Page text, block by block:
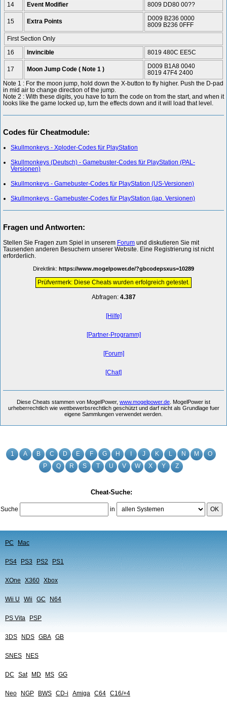
1 A B C D E F G H J K L N M
O
P
Q R S T U V W X Y Z
Cheat-Suche:
Suche in OK
PC Mac
PS4 PS3 PS2 PS1
XOne X360 Xbox
Wii U Wii GC N64
PS Vita PSP
3DS NDS GBA GB
SNES NES
DC Sat MD MS GG
Neo NGP BWS CD-i Amiga C64 C16/+4
14
Event Modifier 8009 DD80 00??
15 Extra Points
D009 B236 0000
8009 B236 0FFF
First Section Only
16
Invincible 8019 480C EE5C
17 Moon Jump Code ( Note 1 )
D009 B1A8 0040
8019 47F4 2400
Note 1 : For the moon jump, hold down the X-button to fly higher. Push the D-pad
in mid air to change direction of the jump.
Note 2 : With these digits, you have to turn the code on from the start, and when it
looks like the game locked up, turn the effects down and it will load that level.
Codes für Cheatmodule:
Skullmonkeys - Xploder-Codes für PlayStation
Skullmonkeys (Deutsch) - Gamebuster-Codes für PlayStation (PAL-
Versionen)
Skullmonkeys - Gamebuster-Codes für PlayStation (US-Versionen)
Skullmonkeys - Gamebuster-Codes für PlayStation (jap. Versionen)
Fragen und Antworten:
Stellen Sie Fragen zum Spiel in unserem Forum und diskutieren Sie mit
Tausenden anderen Besuchern unserer Website. Eine Registrierung ist nicht
erforderlich.
Direktlink: https://www.mogelpower.de/?gbcodepsxus=10289
Prüfvermerk: Diese Cheats wurden erfolgreich getestet.
Abfragen: 4.387
[Hilfe]
[Partner-Programm]
[Forum]
[Chat]
Diese Cheats stammen von MogelPower, www.mogelpower.de . MogelPower ist
urheberrechtlich wie wettbewerbsrechtlich geschützt und darf nicht als Grundlage fuer
eigene Sammlungen verwendet werden.